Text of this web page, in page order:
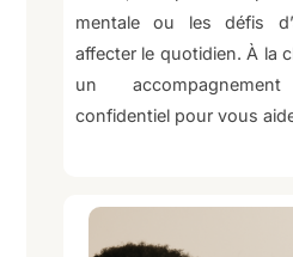
mentale ou les défis
affecter le quotidien. À la
un
confidentiel pour vous